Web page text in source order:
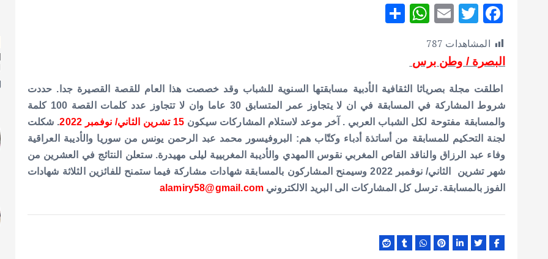
F
ac
e
b
o
o
k
T
w
it
te
r
E
ai
l
W
s
A
p
p
المشاهدات 787
البصرة / وطن برس
اطلقت مجلة بصرياثا الثقافية الأدبية مسابقتها السنوية للشباب وقد خصصت هذا العام للقصة القصيرة جدا. حددت
شروط المشاركة في المسابقة في ان لا يتجاوز عمر المتسابق 30 عاما وان لا تتجاوز عدد كلمات القصة 100 كلمة
والمسابقة مفتوحة لكل الشباب العربي . آخر موعد لاستلام المشاركات سيكون 15 تشرين الثاني/ نوفمبر 2022
. شكلت
لجنة التحكيم للمسابقة من أساتذة أدباء وكتّاب هم: البروفيسور محمد عبد الرحمن يونس من سوريا والأديبة العراقية
وفاء عبد الرزاق والناقد القاص المغربي نقوس االمهدي والأديبة المغربيية ليلى مهيدرة. ستعلن النتائج في العشرين من
شهر تشرين الثاني/ نوفمبر 2022 وسيمنح المشاركون بالمسابقة شهادات مشاركة فيما ستمنح للفائزين الثلاثة شهادات
الفوز بالمسابقة. ترسل كل المشاركات الى البريد الالكتروني alamiry58@gmail.com